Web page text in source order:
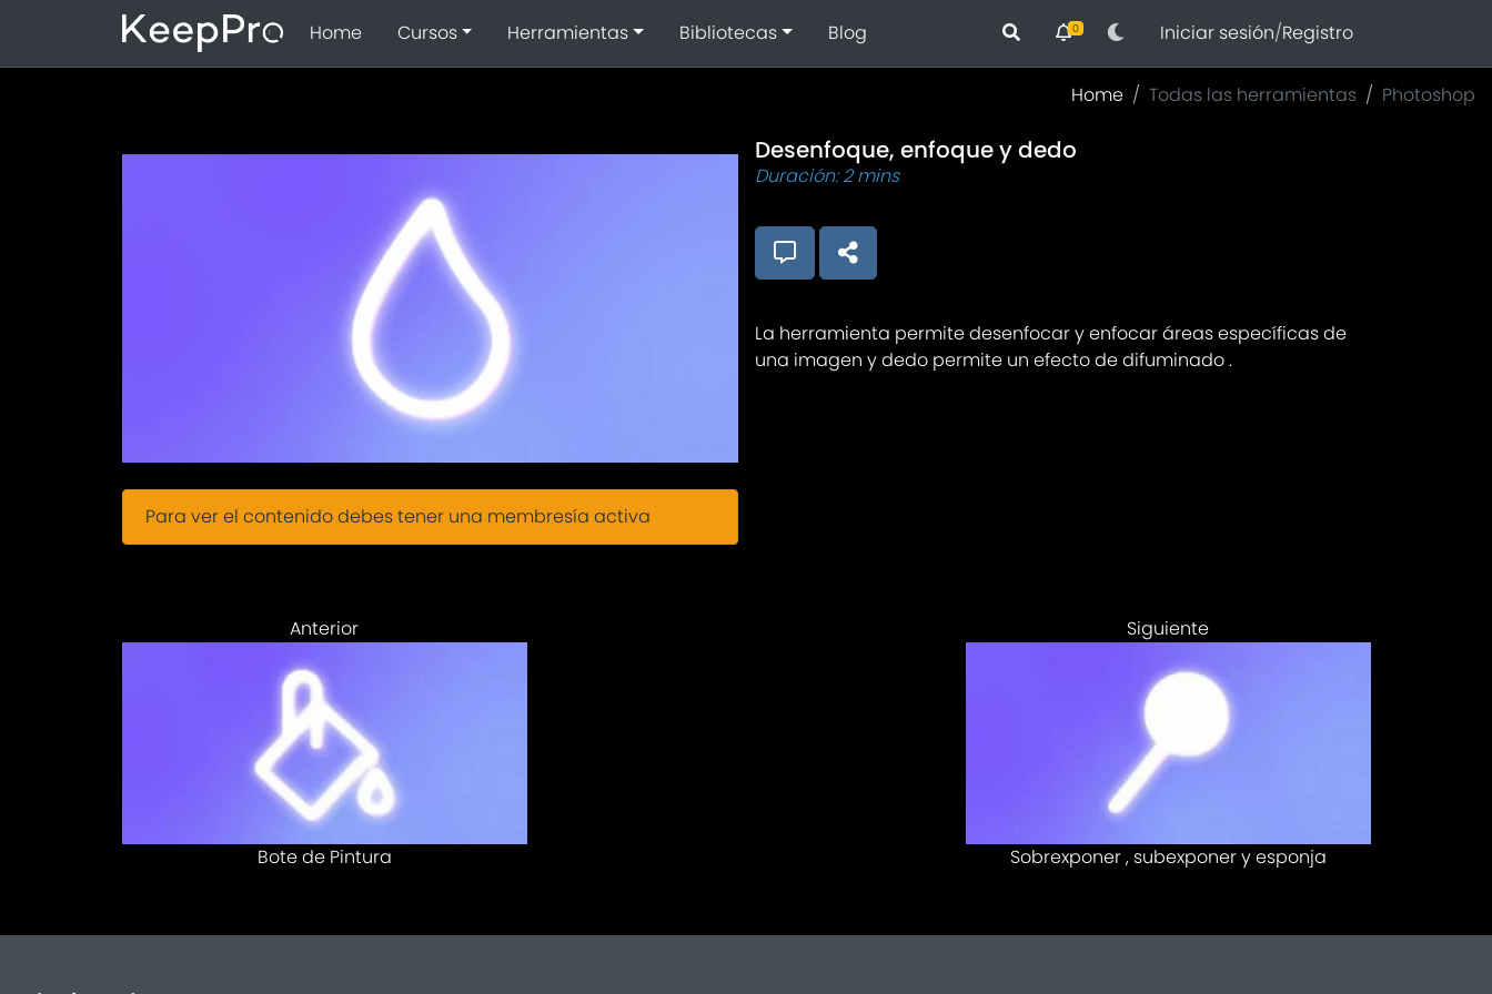
Home Cursos Herramientas Bibliotecas Blog 0 Iniciar sesión/Registro
Home Todas las herramientas Photoshop
Para ver el contenido debes tener una membresía activa
Desenfoque, enfoque y dedo
Duración: 2 mins
La herramienta permite desenfocar y enfocar áreas específicas de
una imagen y dedo permite un efecto de difuminado .
Anterior
Bote de Pintura
Siguiente
Sobrexponer , subexponer y esponja